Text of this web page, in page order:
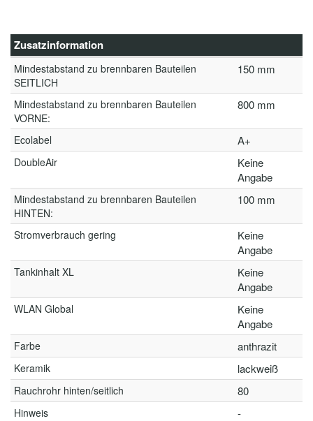
Zusatzinformation
Mindestabstand zu brennbaren Bauteilen
SEITLICH
150 mm
Mindestabstand zu brennbaren Bauteilen
VORNE:
800 mm
Ecolabel A+
DoubleAir
Keine
Angabe
Mindestabstand zu brennbaren Bauteilen
HINTEN:
100 mm
Stromverbrauch gering
Keine
Angabe
Tankinhalt XL
Keine
Angabe
WLAN Global
Keine
Angabe
Farbe anthrazit
Keramik lackweiß
Rauchrohr hinten/seitlich 80
Hinweis -